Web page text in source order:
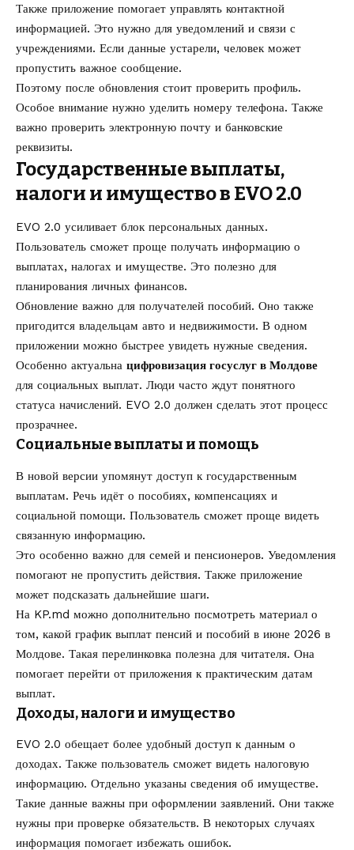
Также приложение помогает управлять контактной
информацией. Это нужно для уведомлений и связи с
учреждениями. Если данные устарели, человек может
пропустить важное сообщение.
Поэтому после обновления стоит проверить профиль.
Особое внимание нужно уделить номеру телефона. Также
важно проверить электронную почту и банковские
реквизиты.
Государственные выплаты,
налоги и имущество в EVO 2.0
EVO 2.0 усиливает блок персональных данных.
Пользователь сможет проще получать информацию о
выплатах, налогах и имуществе. Это полезно для
планирования личных финансов.
Обновление важно для получателей пособий. Оно также
пригодится владельцам авто и недвижимости. В одном
приложении можно быстрее увидеть нужные сведения.
Особенно актуальна цифровизация госуслуг в Молдове
для социальных выплат. Люди часто ждут понятного
статуса начислений. EVO 2.0 должен сделать этот процесс
прозрачнее.
Социальные выплаты и помощь
В новой версии упомянут доступ к государственным
выплатам. Речь идёт о пособиях, компенсациях и
социальной помощи. Пользователь сможет проще видеть
связанную информацию.
Это особенно важно для семей и пенсионеров. Уведомления
помогают не пропустить действия. Также приложение
может подсказать дальнейшие шаги.
На KP.md можно дополнительно посмотреть материал о
том, какой график выплат пенсий и пособий в июне 2026 в
Молдове. Такая перелинковка полезна для читателя. Она
помогает перейти от приложения к практическим датам
выплат.
Доходы, налоги и имущество
EVO 2.0 обещает более удобный доступ к данным о
доходах. Также пользователь сможет видеть налоговую
информацию. Отдельно указаны сведения об имуществе.
Такие данные важны при оформлении заявлений. Они также
нужны при проверке обязательств. В некоторых случаях
информация помогает избежать ошибок.